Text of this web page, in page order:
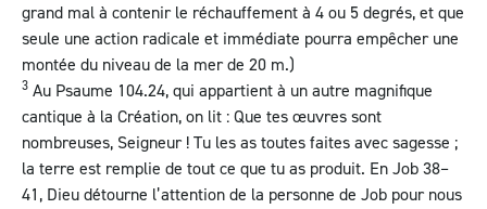
grand mal à contenir le réchauffement à 4 ou 5 degrés, et que
seule une action radicale et immédiate pourra empêcher une
montée du niveau de la mer de 20 m.)
3 Au Psaume 104.24, qui appartient à un autre magnifique
cantique à la Création, on lit : Que tes œuvres sont
nombreuses, Seigneur ! Tu les as toutes faites avec sagesse ;
la terre est remplie de tout ce que tu as produit. EnJob 38–
41, Dieu détourne l’attention de la personne de Job pour nous